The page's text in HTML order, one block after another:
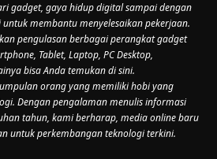
gadget, gaya hidup digital sampai dengan
membantu menyelesaikan pekerjaan.
pengulasan berbagai perangkat gadget
Tablet, Laptop, PC Desktop,
bisa Anda temukan di sini.
orang yang memiliki hobi yang
Dengan pengalaman menulis informasi
tahun, kami berharap, media online baru
untuk perkembangan teknologi terkini.